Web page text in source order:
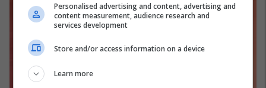
Personalised advertising and content, advertising and
content measurement, audience research and
services development
Store and/or access information on a device
Learn more